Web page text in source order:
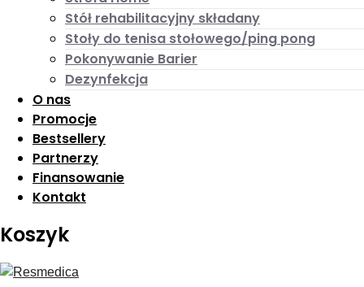
Stół rehabilitacyjny składany
Stoły do tenisa stołowego/ping pong
Pokonywanie Barier
Dezynfekcja
O nas
Promocje
Bestsellery
Partnerzy
Finansowanie
Kontakt
Koszyk